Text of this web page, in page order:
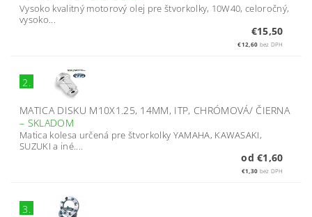
Vysoko kvalitný motorový olej pre štvorkolky, 10W40, celoročný,
vysoko...
€15,50
€12,60 bez DPH
2.
MATICA DISKU M10X1.25, 14MM, ITP, CHRÓMOVÁ/ ČIERNA
– SKLADOM
Matica kolesa určená pre štvorkolky YAMAHA, KAWASAKI,
SUZUKI a iné....
od €1,60
€1,30 bez DPH
3.